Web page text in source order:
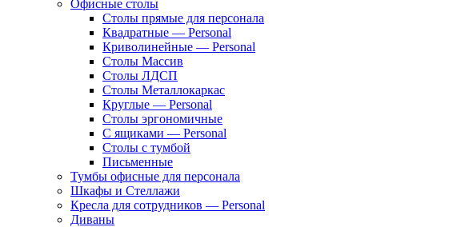
Офисные столы
Столы прямые для персонала
Квадратные — Personal
Криволинейные — Personal
Столы Массив
Столы ЛДСП
Столы Металлокаркас
Круглые — Personal
Столы эргономичные
С ящиками — Personal
Столы с тумбой
Письменные
Тумбы офисные для персонала
Шкафы и Стеллажи
Кресла для сотрудников — Personal
Диваны